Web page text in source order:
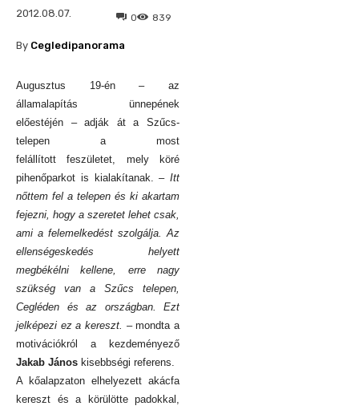
2012.08.07. 839
0
By Cegledipanorama
Augusztus 19-én – az
államalapítás ünnepének
előestéjén – adják át a Szűcs-
telepen a most
felállított feszületet, mely köré
pihenőparkot is kialakítanak.– Itt
nőttem fel a telepen és ki akartam
fejezni, hogy a szeretet lehet csak,
ami a felemelkedést szolgálja. Az
ellenségeskedés helyett
megbékélni kellene, erre nagy
szükség van a Szűcs telepen,
Cegléden és az országban. Ezt
jelképezi ez a kereszt. – mondta a
motivációkról a kezdeményező
Jakab János kisebbségi referens.
A kőalapzaton elhelyezett akácfa
kereszt és a körülötte padokkal,